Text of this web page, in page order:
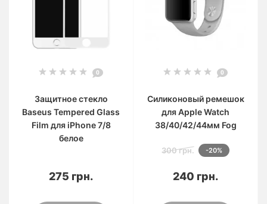
0
Защитное стекло
Baseus Tempered Glass
Film для iPhone 7/8
белое
275 грн.
0
Силиконовый ремешок
для Apple Watch
38/40/42/44мм Fog
300 грн. -20%
240 грн.